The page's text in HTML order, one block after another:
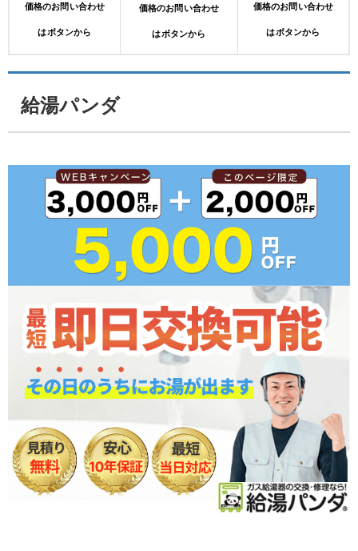
価格のお問い合わせ
はボタンから
価格のお問い合わせ
はボタンから
価格のお問い合わせ
はボタンから
給湯パンダ